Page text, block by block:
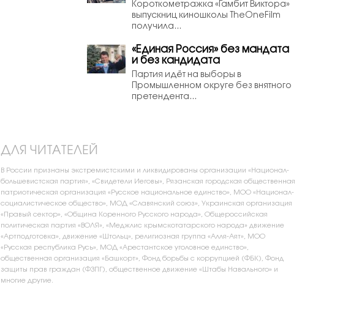
Короткометражка «Гамбит Виктора»
выпускниц киношколы TheOneFilm
получила...
«Единая Россия» без мандата
и без кандидата
Партия идёт на выборы в
Промышленном округе без внятного
претендента...
ДЛЯ ЧИТАТЕЛЕЙ
В России признаны экстремистскими и ликвидированы организации «Национал-
большевистская партия», «Свидетели Иеговы», Рязанская городская общественная
патриотическая организация «Русское национальное единство», МОО «Национал-
социалистическое общество», МОД «Славянский союз», Украинская организация
«Правый сектор», «Община Коренного Русского народа», Общероссийская
политическая партия «ВОЛЯ», «Меджлис крымскотатарского народа» движение
«Артподготовка», движение «Штольц», религиозная группа «Алля-Аят», МОО
«Русская республика Русь», МОД «Арестантское уголовное единство»,
общественная организация «Башкорт», Фонд борьбы с коррупцией (ФБК), Фонд
защиты прав граждан (ФЗПГ), общественное движение «Штабы Навального» и
многие другие.